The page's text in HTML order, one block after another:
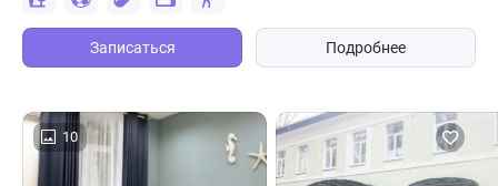
Записаться Подробнее
10